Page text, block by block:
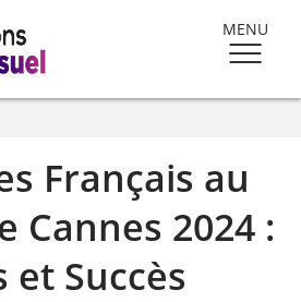
MENU
Français au
Cannes 2024 :
Succès